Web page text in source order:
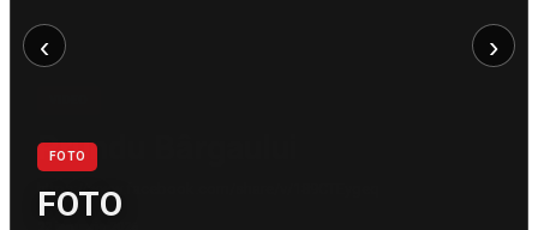
FOTO
FOTO
‹ ›